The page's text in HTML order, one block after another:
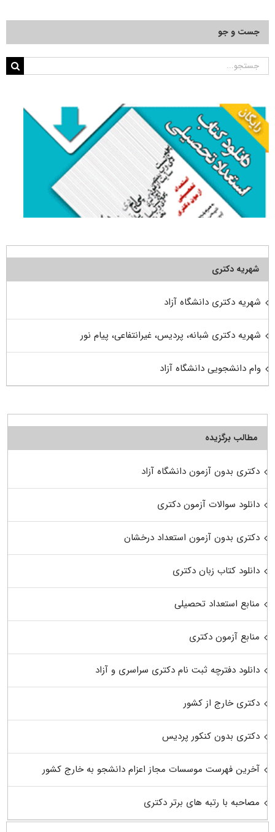
جست و جو
جستجو
شهریه دکتری
شهریه دکتری دانشگاه آزاد
شهریه دکتری شبانه، پردیس، غیرانتفاعی، پیام نور
وام دانشجویی دانشگاه آزاد
مطالب برگزیده
دکتری بدون آزمون دانشگاه آزاد
دانلود سوالات آزمون دکتری
دکتری بدون آزمون استعداد درخشان
دانلود کتاب زبان دکتری
منابع استعداد تحصیلی
منابع آزمون دکتری
دانلود دفترچه ثبت نام دکتری سراسری و آزاد
دکتری خارج از کشور
دکتری بدون کنکور پردیس
آخرین فهرست موسسات مجاز اعزام دانشجو به خارج کشور
مصاحبه با رتبه های برتر دکتری